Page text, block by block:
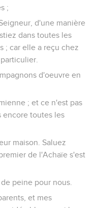
;
d'une manière
dans toutes les
; car elle a reçu chez
d'oeuvre en
; et ce n'est pas
encore toutes les
maison. Saluez
de l'Achaïe s'est
peine pour nous.
et mes